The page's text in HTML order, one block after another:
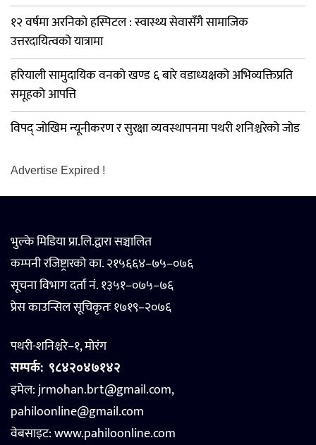
१२ वर्षमा अरनिको हस्पिटल : स्वास्थ्य सेवासँगै सामाजिक
उत्तरदायित्वको यात्रामा
हरियाली सामुदायिक वनको खण्ड ६ बारे वडाध्यक्षको अभिव्यक्तिप्रति
समूहको आपत्ति
विपद् जोखिम न्यूनीकरण र सुरक्षा व्यवस्थापनमा पथरी शनिश्चरेको जोड
Advertise Expired !
भुल्के मिडिया प्रा.लि.द्वारा सञ्चालित
कम्पनी रजिष्ट्रारको का. २१५६६४–७५–०७६
सूचना विभाग दर्ता नं. १३५१–०७५–७६
प्रेस काउन्सिल सूचिकृतः १७१९–२०७६
पथरी-शनिश्चरे–१, मोरंग
सम्पर्क: ९८४२०४७१४२
इमेल: jrmohan.brt@gmail.com,
pahiloonline@gmail.com
वेबसाइट:www.pahiloonline.com